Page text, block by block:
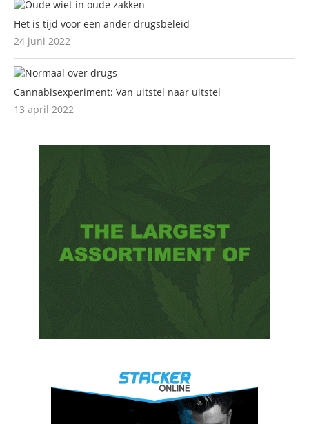
Het is tijd voor een ander drugsbeleid
24 juni 2022
Cannabisexperiment: Van uitstel naar uitstel
13 april 2022